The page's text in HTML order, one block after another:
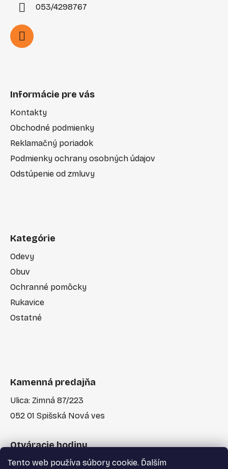
Tento web používa súbory cookie. Ďalším
053/4298767
Informácie pre vás
Kontakty
Obchodné podmienky
Reklamačný poriadok
Podmienky ochrany osobných údajov
Odstúpenie od zmluvy
Kategórie
Odevy
Obuv
Ochranné pomôcky
Rukavice
Ostatné
Kamenná predajňa
Ulica: Zimná 87/223
052 01 Spišská Nová ves
Otváracie hodiny
Po-Pia: 7:30 - 17:00